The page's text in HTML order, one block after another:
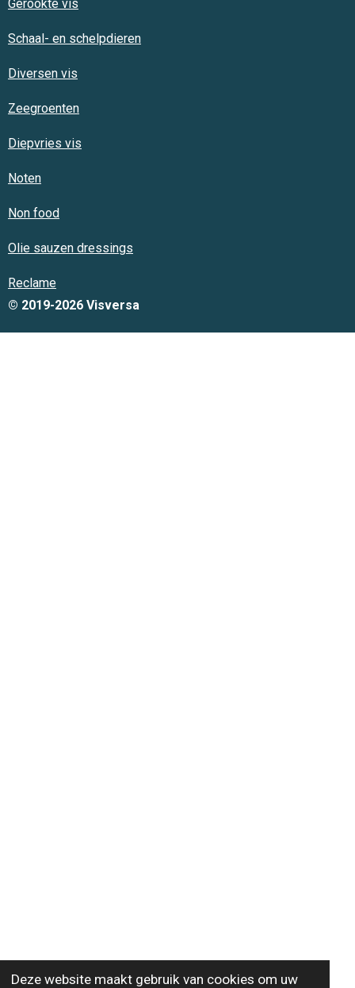
Deze website maakt gebruik van cookies om uw
Gerookte vis
Schaal- en schelpdieren
Diversen vis
Zeegroenten
Diepvries vis
Noten
Non food
Olie sauzen dressings
Reclame
© 2019-2026 Visversa